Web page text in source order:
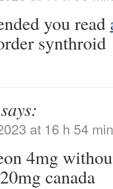
you read
synthroid
says:
at 16 h 54 min
4mg
canada